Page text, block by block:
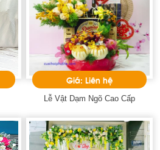
Giá: Liên hệ
Lễ Vật Dạm Ngõ Cao Cấp